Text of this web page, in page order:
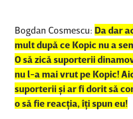
Bogdan Cosmescu: Da dar
mult după ce Kopic nu a
O să zică suporterii
nu l-a mai vrut pe Kopic!
suporterii şi ar fi dorit să
o să fie reacţia, îţi spun eu!